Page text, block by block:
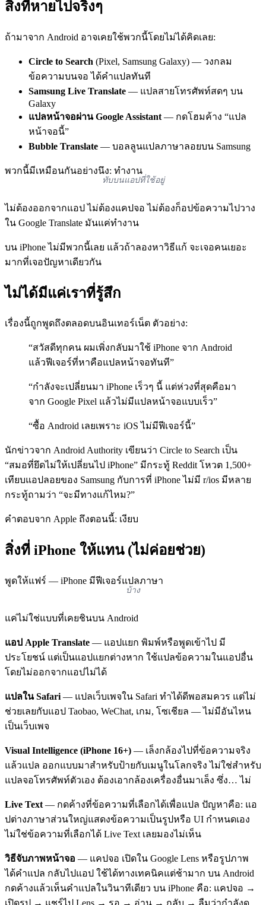
สิ่งที่หายไปจริงๆ
ถ้ามาจาก Android อาจเคยใช้พวกนี้โดยไม่ได้คิดเลย:
Circle to Search (Pixel, Samsung Galaxy) — วงกลม
ข้อความบนจอ ได้คำแปลทันที
Samsung Live Translate — แปลสายโทรศัพท์สดๆ บน
Galaxy
แปลหน้าจอผ่าน Google Assistant — กดโฮมค้าง “แปล
หน้าจอนี้”
Bubble Translate — บอลลูนแปลภาษาลอยบน Samsung
พวกนี้มีเหมือนกันอย่างนึง: ทำงาน
ทับบนแอปที่ใช้อยู่
ไม่ต้องออกจากแอป ไม่ต้องแคปจอ ไม่ต้องก็อปข้อความไปวาง
ใน Google Translate มันแค่ทำงาน
บน iPhone ไม่มีพวกนี้เลย แล้วถ้าลองหาวิธีแก้ จะเจอคนเยอะ
มากที่เจอปัญหาเดียวกัน
ไม่ได้มีแค่เราที่รู้สึก
เรื่องนี้ถูกพูดถึงตลอดบนอินเทอร์เน็ต ตัวอย่าง:
“สวัสดีทุกคน ผมเพิ่งกลับมาใช้ iPhone จาก Android
แล้วฟีเจอร์ที่หาคือแปลหน้าจอทันที”
“กำลังจะเปลี่ยนมา iPhone เร็วๆ นี้ แต่ห่วงที่สุดคือมา
จาก Google Pixel แล้วไม่มีแปลหน้าจอแบบเร็ว”
“ซื้อ Android เลยเพราะ iOS ไม่มีฟีเจอร์นี้”
นักข่าวจาก Android Authority เขียนว่า Circle to Search เป็น
“สมอที่ยึดไม่ให้เปลี่ยนไป iPhone” มีกระทู้ Reddit โหวต 1,500+
เทียบแอปลอยของ Samsung กับการที่ iPhone ไม่มี r/ios มีหลาย
กระทู้ถามว่า “จะมีทางแก้ไหม?”
คำตอบจาก Apple ถึงตอนนี้: เงียบ
สิ่งที่ iPhone ให้แทน (ไม่ค่อยช่วย)
พูดให้แฟร์ — iPhone มีฟีเจอร์แปลภาษา
บ้าง
แค่ไม่ใช่แบบที่เคยชินบน Android
แอป Apple Translate — แอปแยก พิมพ์หรือพูดเข้าไป มี
ประโยชน์ แต่เป็นแอปแยกต่างหาก ใช้แปลข้อความในแอปอื่น
โดยไม่ออกจากแอปไม่ได้
แปลใน Safari — แปลเว็บเพจใน Safari ทำได้ดีพอสมควร แต่ไม่
ช่วยเลยกับแอป Taobao, WeChat, เกม, โซเชียล — ไม่มีอันไหน
เป็นเว็บเพจ
Visual Intelligence (iPhone 16+) — เล็งกล้องไปที่ข้อความจริง
แล้วแปล ออกแบบมาสำหรับป้ายกับเมนูในโลกจริง ไม่ใช่สำหรับ
แปลจอโทรศัพท์ตัวเอง ต้องเอากล้องเครื่องอื่นมาเล็ง ซึ่ง… ไม่
Live Text — กดค้างที่ข้อความที่เลือกได้เพื่อแปล ปัญหาคือ: แอ
ปต่างภาษาส่วนใหญ่แสดงข้อความเป็นรูปหรือ UI กำหนดเอง
ไม่ใช่ข้อความที่เลือกได้ Live Text เลยมองไม่เห็น
วิธีจับภาพหน้าจอ — แคปจอ เปิดใน Google Lens หรือรูปภาพ
ได้คำแปล กลับไปแอป ใช้ได้ทางเทคนิคแต่ช้ามาก บน Android
กดค้างแล้วเห็นคำแปลในวินาทีเดียว บน iPhone คือ: แคปจอ →